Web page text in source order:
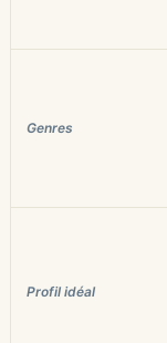
Genres
Profil idéal